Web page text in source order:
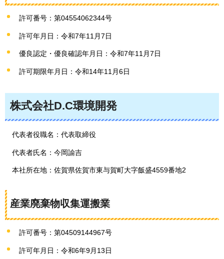
許可番号：第04554062344号
許可年月日：令和7年11月7日
優良認定・優良確認年月日：令和7年11月7日
許可期限年月日：令和14年11月6日
株式会社D.C環境開発
代表者役職名：代表取締役
代表者氏名：今岡諭吉
本社所在地：佐賀県佐賀市東与賀町大字飯盛4559番地2
産業廃棄物収集運搬業
許可番号：第04509144967号
許可年月日：令和6年9月13日